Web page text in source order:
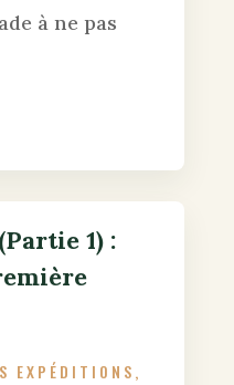
à ne pas
1) :
EXPÉDITIONS,